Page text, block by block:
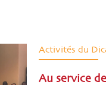
Activités du
Au service